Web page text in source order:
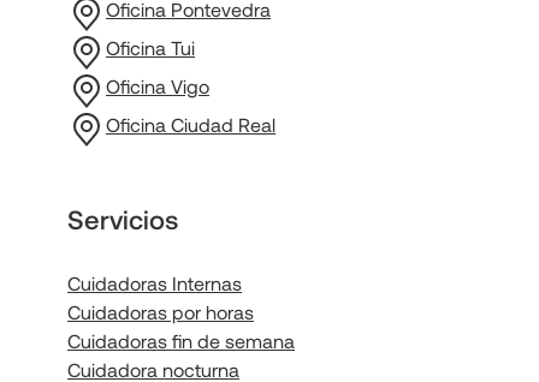
Oficina Pontevedra
Oficina Tui
Oficina Vigo
Oficina Ciudad Real
Servicios
Cuidadoras Internas
Cuidadoras por horas
Cuidadoras fin de semana
Cuidadora nocturna